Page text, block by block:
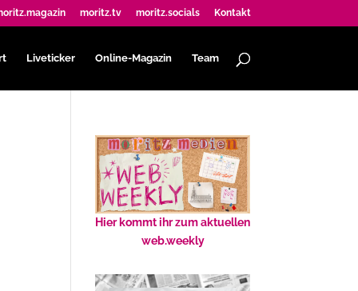
moritz.tv moritz.socials Kontakt
Liveticker Online-Magazin Team
Hier kommt ihr zum aktuellen
web.weekly